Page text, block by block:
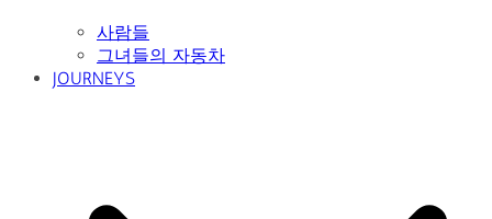
사람들
그녀들의 자동차
JOURNEYS